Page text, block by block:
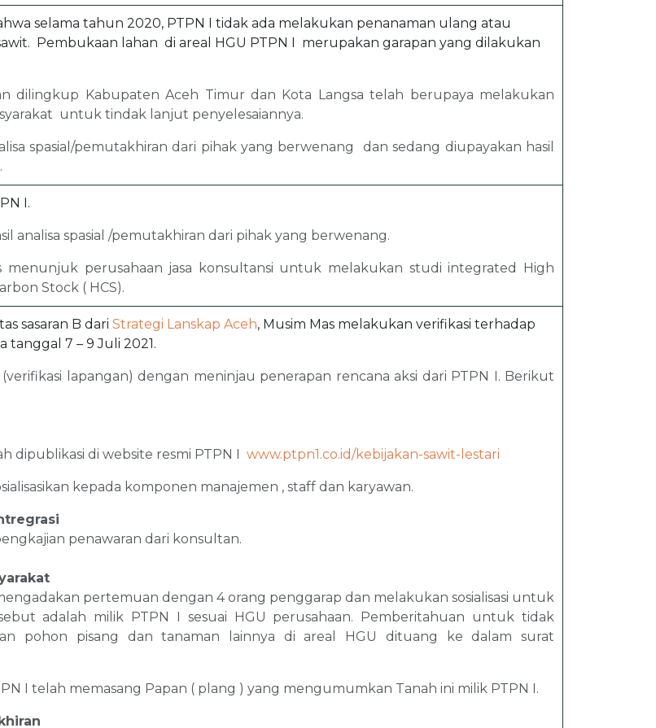
selama tahun 2020, PTPN I tidak ada melakukan penanaman ulang atau
Pembukaan lahan di areal HGU PTPN I merupakan garapan yang dilakukan
dilingkup Kabupaten Aceh Timur dan Kota Langsa telah berupaya melakukan
untuk tindak lanjut penyelesaiannya.
spasial/pemutakhiran dari pihak yang berwenang dan sedang diupayakan hasil
I.
analisa spasial /pemutakhiran dari pihak yang berwenang.
menunjuk perusahaan jasa konsultansi untuk melakukan studi integrated High
Stock ( HCS).
sasaran B dari Strategi Lanskap Aceh, Musim Mas melakukan verifikasi terhadap
tanggal 7 – 9 Juli 2021.
lapangan) dengan meninjau penerapan rencana aksi dari PTPN I. Berikut
dipublikasi di website resmi PTPN I www.ptpn1.co.id/kebijakan-sawit-lestari
kepada komponen manajemen , staff dan karyawan.
penawaran dari konsultan.
pertemuan dengan 4 orang penggarap dan melakukan sosialisasi untuk
adalah milik PTPN I sesuai HGU perusahaan. Pemberitahuan untuk tidak
pohon pisang dan tanaman lainnya di areal HGU dituang ke dalam surat
I telah memasang Papan ( plang ) yang mengumumkan Tanah ini milik PTPN I.